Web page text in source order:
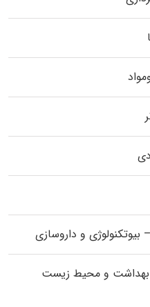
و داروسازی
بهداشت و محیط زیست